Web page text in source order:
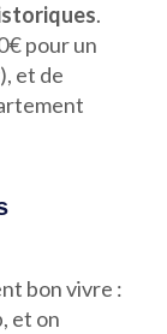
.
pour un
et de
bon vivre :
et on